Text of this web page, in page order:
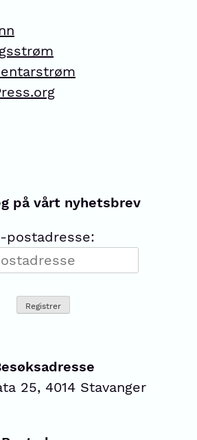
på vårt nyhetsbrev
postadresse:
25, 4014 Stavanger